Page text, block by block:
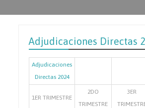
Adjudicaciones Directas
Adjudicaciones
Directas 2024
1ER TRIMESTRE
2DO
TRIMESTRE
3ER